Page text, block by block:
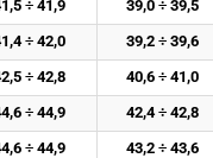
÷ 41,9
39,0 ÷ 39,5
÷ 42,0
39,2 ÷ 39,6
÷ 42,8
40,6 ÷ 41,0
÷ 44,9
42,4 ÷ 42,8
÷ 44,9
43,2 ÷ 43,6